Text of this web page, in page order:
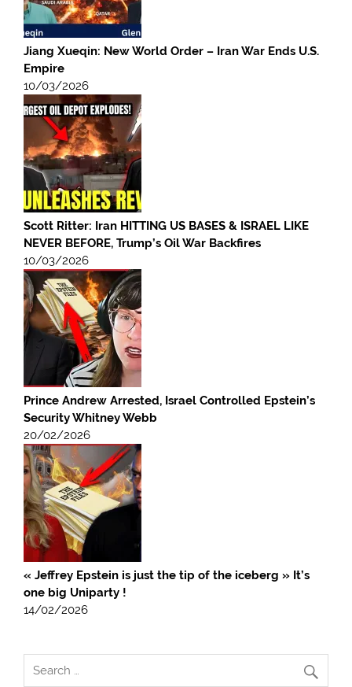
Jiang Xueqin: New World Order – Iran War Ends U.S.
Empire
10/03/2026
Scott Ritter: Iran HITTING US BASES & ISRAEL LIKE
NEVER BEFORE, Trump’s Oil War Backfires
10/03/2026
Prince Andrew Arrested, Israel Controlled Epstein’s
Security Whitney Webb
20/02/2026
« Jeffrey Epstein is just the tip of the iceberg » It’s
one big Uniparty !
14/02/2026